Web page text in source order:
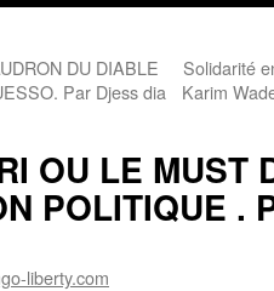
DU DIABLE
Par Djess dia
Solidarité
Karim
OU LE MUST
POLITIQUE .
liberty.com